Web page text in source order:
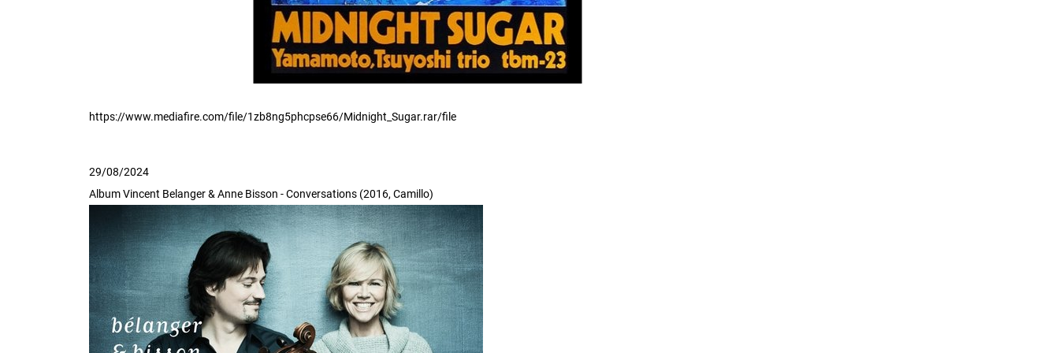
https://www.mediafire.com/file/1zb8ng5phcpse66/Midnight_Sugar.rar/file
29/08/2024
Album Vincent Belanger & Anne Bisson - Conversations (2016, Camillo)